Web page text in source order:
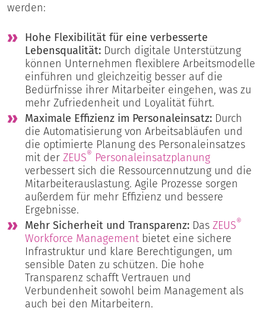
werden:
Hohe Flexibilität für eine verbesserte
Lebensqualität: Durch digitale Unterstützung
können Unternehmen flexiblere Arbeitsmodelle
einführen und gleichzeitig besser auf die
Bedürfnisse ihrer Mitarbeiter eingehen, was zu
mehr Zufriedenheit und Loyalität führt.
Maximale Effizienz im Personaleinsatz: Durch
die Automatisierung von Arbeitsabläufen und
die optimierte Planung des Personaleinsatzes
mit der ZEUS® Personaleinsatzplanung
verbessert sich die Ressourcennutzung und die
Mitarbeiterauslastung. Agile Prozesse sorgen
außerdem für mehr Effizienz und bessere
Ergebnisse.
Mehr Sicherheit und Transparenz: Das ZEUS®
Workforce Management bietet eine sichere
Infrastruktur und klare Berechtigungen, um
sensible Daten zu schützen. Die hohe
Transparenz schafft Vertrauen und
Verbundenheit sowohl beim Management als
auch bei den Mitarbeitern.